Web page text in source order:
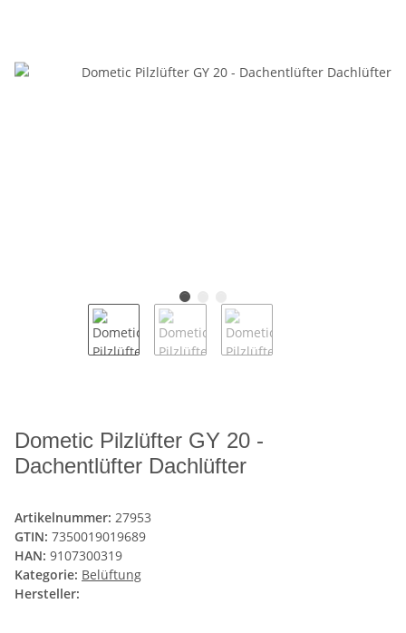
Dometic Pilzlüfter GY 20 -
Dachentlüfter Dachlüfter
Artikelnummer: 27953
GTIN: 7350019019689
HAN: 9107300319
Kategorie: Belüftung
Hersteller: